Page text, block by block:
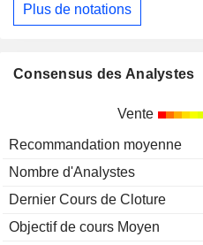
Plus de notations
Consensus des Analystes
Vente
Recommandation moyenne
Nombre d'Analystes
Dernier Cours de Cloture
Objectif de cours Moyen